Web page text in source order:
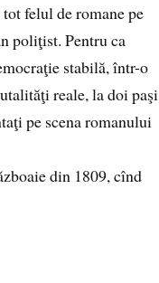
felul de romane pe
poliţist. Pentru ca
stabilă, într-o
reale, la doi paşi
pe scena romanului
din 1809, cînd